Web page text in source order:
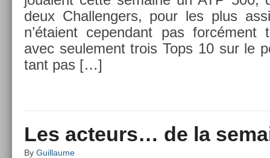
deux Chal­leng­ers, pour les plus
n’étaient cepen­dant pas
avec seule­ment trois Tops 10 sur le
tant pas […]
Les acteurs… de la
By Guillaume